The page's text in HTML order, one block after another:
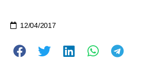
12/04/2017